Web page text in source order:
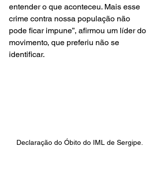
entender o que aconteceu. Mais esse
crime contra nossa população não
pode ficar impune”, afirmou um líder do
movimento, que preferiu não se
identificar.
Declaração do Óbito do IML de Sergipe.